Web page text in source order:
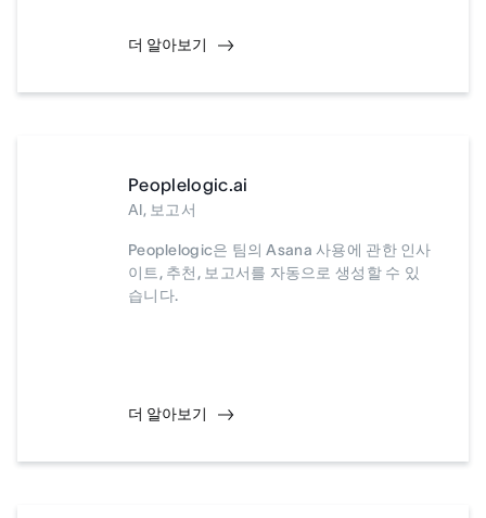
더 알아보기
Peoplelogic.ai
AI, 보고서
Peoplelogic은 팀의 Asana 사용에 관한 인사
이트, 추천, 보고서를 자동으로 생성할 수 있
습니다.
더 알아보기